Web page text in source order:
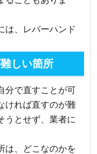
は、レバーハンド
しい箇所
分で直すことが可
ければ直すのが難
うとせず、業者に
は、どこなのかを